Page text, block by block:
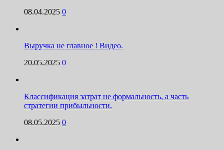
08.04.2025 0
Выручка не главное ! Видео.
20.05.2025 0
Классификация затрат не формальность, а часть
стратегии прибыльности.
08.05.2025 0